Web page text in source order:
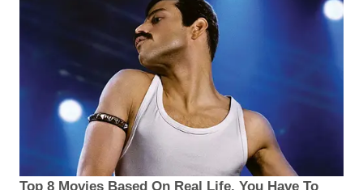
Top 8 Movies Based On Real Life. You Have To